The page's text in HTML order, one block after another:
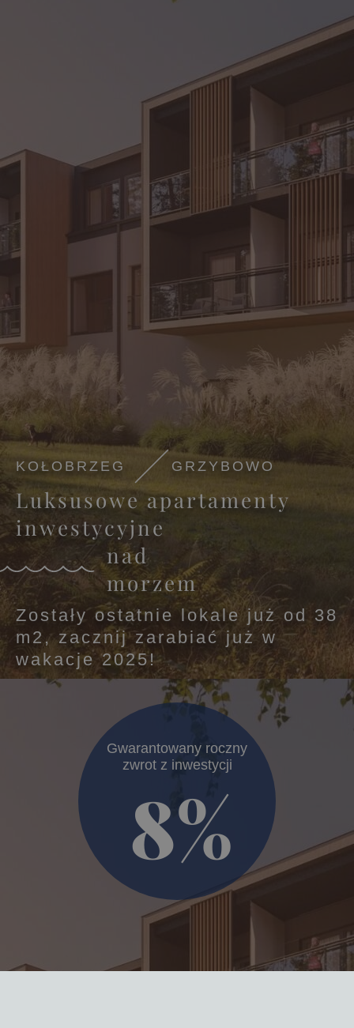
KOŁOBRZEG GRZYBOWO
Luksusowe apartamenty
inwestycyjne
nad
morzem
Zostały ostatnie lokale już od 38
m2, zacznij zarabiać już w
wakacje 2025!
Gwarantowany roczny
zwrot z inwestycji
8%